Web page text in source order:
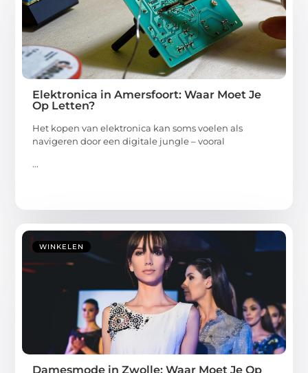
Elektronica in Amersfoort: Waar Moet Je
Op Letten?
Het kopen van elektronica kan soms voelen als
navigeren door een digitale jungle – vooral
...
WINKELEN
Damesmode in Zwolle: Waar Moet Je Op